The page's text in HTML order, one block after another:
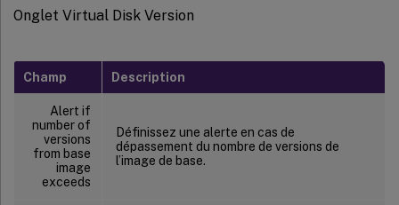
Onglet Virtual Disk Version
Champ Description
Alert if
number of
versions
from base
image
exceeds
Définissez une alerte en cas de
dépassement du nombre de versions de
l’image de base.